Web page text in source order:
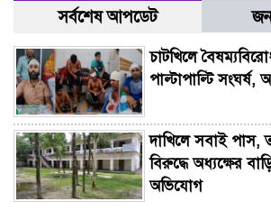
সর্বশেষ আপডেট
চাটখিলে
পাল্টাপাল্টি
দাখিলে সবাই পাস,
বিরুদ্ধে অধ্যক্ষের
অভিযোগ